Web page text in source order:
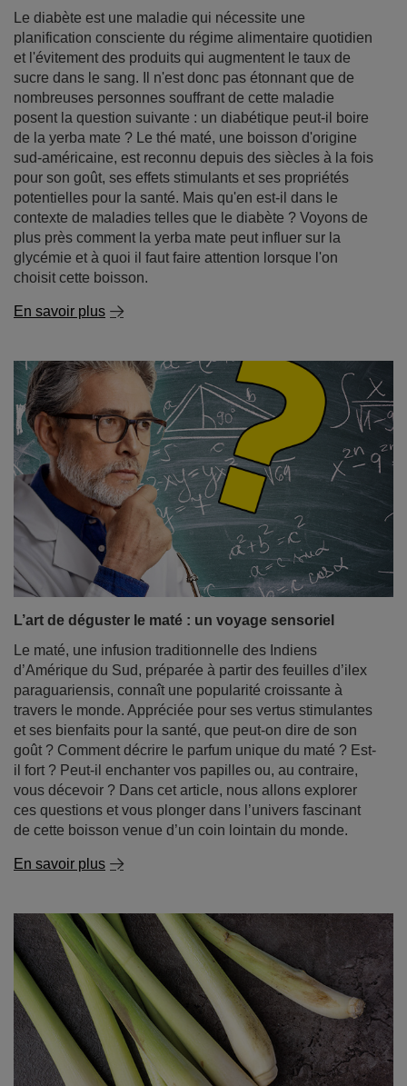
Le diabète est une maladie qui nécessite une
planification consciente du régime alimentaire quotidien
et l'évitement des produits qui augmentent le taux de
sucre dans le sang. Il n'est donc pas étonnant que de
nombreuses personnes souffrant de cette maladie
posent la question suivante : un diabétique peut-il boire
de la yerba mate ? Le thé maté, une boisson d'origine
sud-américaine, est reconnu depuis des siècles à la fois
pour son goût, ses effets stimulants et ses propriétés
potentielles pour la santé. Mais qu'en est-il dans le
contexte de maladies telles que le diabète ? Voyons de
plus près comment la yerba mate peut influer sur la
glycémie et à quoi il faut faire attention lorsque l'on
choisit cette boisson.
En savoir plus
L’art de déguster le maté : un voyage sensoriel
Le maté, une infusion traditionnelle des Indiens
d’Amérique du Sud, préparée à partir des feuilles d’ilex
paraguariensis, connaît une popularité croissante à
travers le monde. Appréciée pour ses vertus stimulantes
et ses bienfaits pour la santé, que peut-on dire de son
goût ? Comment décrire le parfum unique du maté ? Est-
il fort ? Peut-il enchanter vos papilles ou, au contraire,
vous décevoir ? Dans cet article, nous allons explorer
ces questions et vous plonger dans l’univers fascinant
de cette boisson venue d’un coin lointain du monde.
En savoir plus